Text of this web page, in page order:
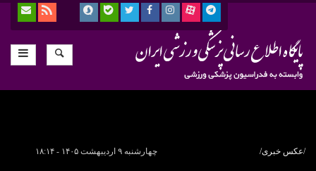
چهارشنبه ۹ اردیبهشت ۱۴۰۵ - ۱۸:۱۴ /عکس خبری/